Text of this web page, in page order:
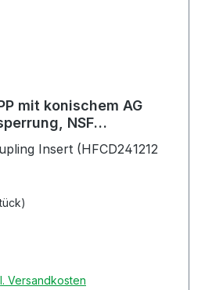
mit konischem AG
NSF
Insert (HFCD241212
Versandkosten